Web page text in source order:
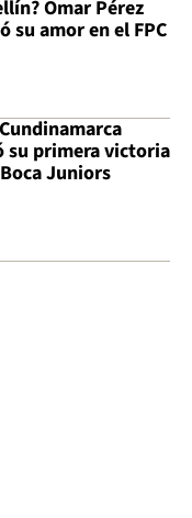
Omar Pérez
su amor en el FPC
su primera victoria
Juniors